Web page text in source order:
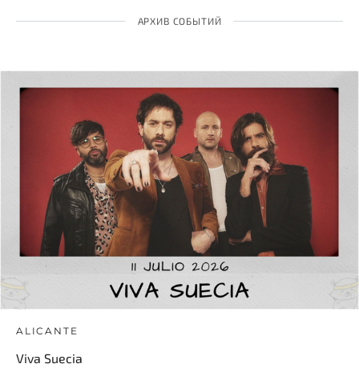
АРХИВ СОБЫТИЙ
ALICANTE
Viva Suecia